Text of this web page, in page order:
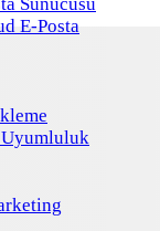
Sunucusu
E-Posta
Uyumluluk